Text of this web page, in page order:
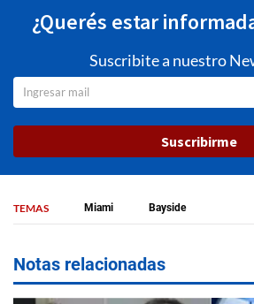
¿Querés estar
Suscribite a nuestro
Suscribirme
TEMAS Miami Bayside
Notas relacionadas